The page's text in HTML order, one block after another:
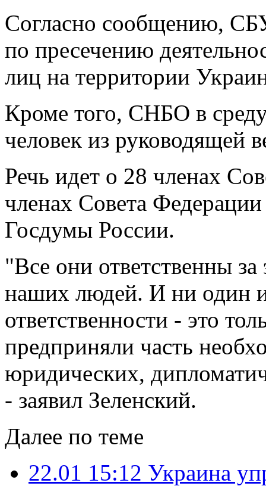
Согласно сообщению,
по пресечению
лиц на территории
Кроме того, СНБО в
человек из руководящей
Речь идет о 28 членах
членах Совета
Госдумы России.
"Все они ответственны за
наших людей. И ни один
ответственности - это
предприняли часть
юридических,
- заявил Зеленский.
Далее по теме
22.01 15:12 Украина